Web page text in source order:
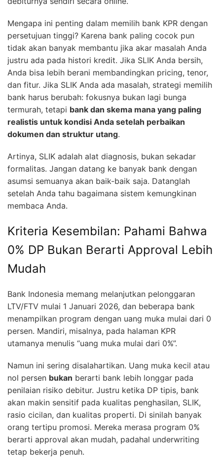
Mengapa ini penting dalam memilih bank KPR dengan
persetujuan tinggi? Karena bank paling cocok pun
tidak akan banyak membantu jika akar masalah Anda
justru ada pada histori kredit. Jika SLIK Anda bersih,
Anda bisa lebih berani membandingkan pricing, tenor,
dan fitur. Jika SLIK Anda ada masalah, strategi memilih
bank harus berubah: fokusnya bukan lagi bunga
termurah, tetapi bank dan skema mana yang paling
realistis untuk kondisi Anda setelah perbaikan
dokumen dan struktur utang.
Artinya, SLIK adalah alat diagnosis, bukan sekadar
formalitas. Jangan datang ke banyak bank dengan
asumsi semuanya akan baik-baik saja. Datanglah
setelah Anda tahu bagaimana sistem kemungkinan
membaca Anda.
Kriteria Kesembilan: Pahami Bahwa
0% DP Bukan Berarti Approval Lebih
Mudah
Bank Indonesia memang melanjutkan pelonggaran
LTV/FTV mulai 1 Januari 2026, dan beberapa bank
menampilkan program dengan uang muka mulai dari 0
persen. Mandiri, misalnya, pada halaman KPR
utamanya menulis “uang muka mulai dari 0%”.
Namun ini sering disalahartikan. Uang muka kecil atau
nol persen bukan berarti bank lebih longgar pada
penilaian risiko debitur. Justru ketika DP tipis, bank
akan makin sensitif pada kualitas penghasilan, SLIK,
rasio cicilan, dan kualitas properti. Di sinilah banyak
orang tertipu promosi. Mereka merasa program 0%
berarti approval akan mudah, padahal underwriting
tetap bekerja penuh.